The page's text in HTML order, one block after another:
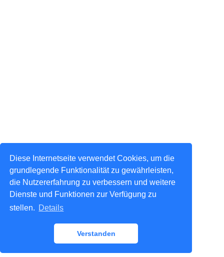
Diese Internetseite verwendet Cookies, um die
grundlegende Funktionalität zu gewährleisten,
die Nutzererfahrung zu verbessern und weitere
Dienste und Funktionen zur Verfügung zu
stellen. Details
Verstanden